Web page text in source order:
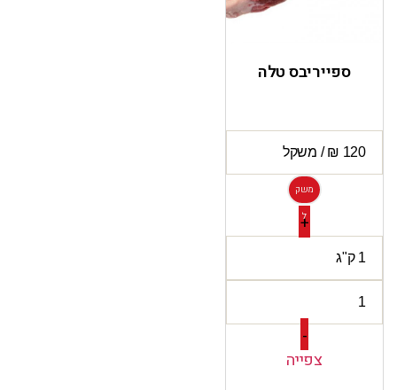
ספייריבס טלה
משק
ל
+
-
צפייה